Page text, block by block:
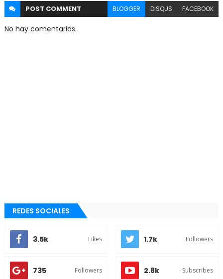
POST COMMENT BLOGGER DISQUS FACEBOOK
No hay comentarios.
REDES SOCIALES
3.5k Likes 1.7k Followers
735 Followers 2.8k Subscribes